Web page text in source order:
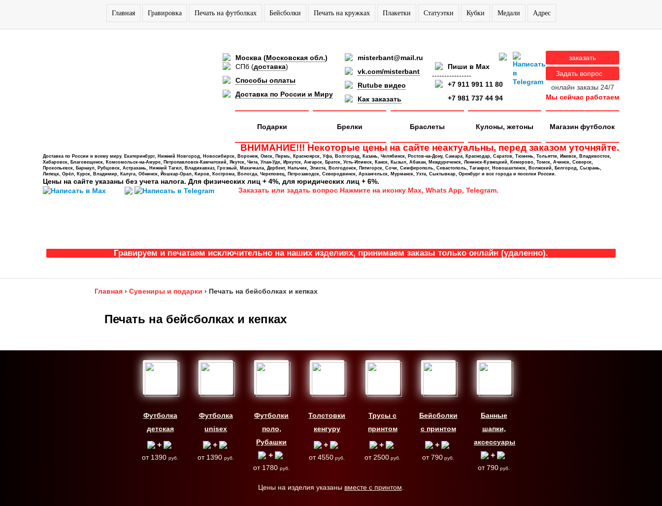
Главная Гравировка Печать на футболках Бейсболки Печать на кружках Плакетки Статуэтки Кубки Медали Адрес
Москва (Московская обл.)
СПб (доставка)
Способы оплаты
Доставка по России и Миру
misterbant@mail.ru
vk.com/misterbant
Rutube видео
Как заказать
Пиши в Max
----------------
+7 911 991 11 80
+7 981 737 44 94
заказать
Задать вопрос
онлайн заказы 24/7
Мы сейчас работаем
Магазин футболок
Кулоны, жетоны
Браслеты
Брелки
Подарки
ВНИМАНИЕ!!! Некоторые цены на сайте неактуальны, перед заказом уточняйте.
Доставка по России и всему миру. Екатеринбург, Нижний Новгород, Новосибирск, Воронеж, Омск, Пермь, Красноярск, Уфа, Волгоград, Казань, Челябинск, Ростов-на-Дону, Самара, Краснодар, Саратов, Тюмень, Тольятти, Ижевск, Владивосток,
Хабаровск, Благовещенск, Комсомольск-на-Амуре, Петропавловск-Камчатский, Якутск, Чита, Улан-Уде, Иркутск, Ангарск, Братск, Усть-Илимск, Канск, Кызыл, Абакан, Междуреченск, Ленинск-Кузнецкий, Кемерово, Томск, Ачинск, Северск,
Прокопьевск, Барнаул, Рубцовск, Астрахань, Нижний Тагил, Владикавказ, Грозный, Махачкала, Дербент, Нальчик, Элиста, Волгодонск, Пятигорск, Сочи, Симферополь, Севастополь, Таганрог, Новошахтинск, Волжский, Белгород, Сызрань,
Липецк, Орёл, Курск, Владимир, Калуга, Обнинск, Йошкар-Орал, Киров, Кострома, Вологда, Череповец, Петрозаводск, Северодвинск, Архангельск, Мурманск, Ухта, Сыктывкар, Оренбург и все города и поселки России.
Цены на сайте указаны без учета налога. Для физических лиц + 4%, для юридических лиц + 6%.
Заказать или задать вопрос Нажмите на иконку Max, Whats App, Telegram.
Гравируем и печатаем исключительно на наших изделиях, принимаем заказы только онлайн (удаленно).
Главная › Сувениры и подарки › Печать на бейсболках и кепках
Печать на бейсболках и кепках
Футболка
детская
+
от 1390руб.
Футболка
unisex
+
от 1390руб.
Футболки
поло,
Рубашки
+
от 1780руб.
Толстовки
кенгуру
+
от 4550 руб.
Трусы с
принтом
+
от 2500 руб.
Бейсболки
с принтом
+
от 790 руб.
Банные
шапки,
аксессуары
+
от 790 руб.
Цены на изделия указаны вместе с принтом